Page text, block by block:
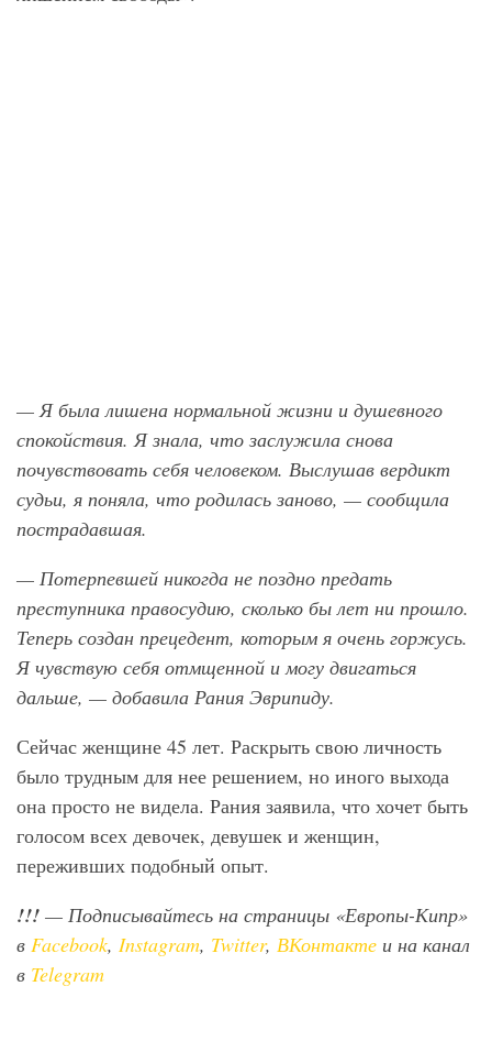
— Я была лишена нормальной жизни и душевного
спокойствия. Я знала, что заслужила снова
почувствовать себя человеком. Выслушав вердикт
судьи, я поняла, что родилась заново, — сообщила
пострадавшая.
— Потерпевшей никогда не поздно предать
преступника правосудию, сколько бы лет ни прошло.
Теперь создан прецедент, которым я очень горжусь.
Я чувствую себя отмщенной и могу двигаться
дальше, — добавила Рания Эврипиду.
Сейчас женщине 45 лет. Раскрыть свою личность
было трудным для нее решением, но иного выхода
она просто не видела. Рания заявила, что хочет быть
голосом всех девочек, девушек и женщин,
переживших подобный опыт.
!!! — Подписывайтесь на страницы «Европы-Кипр»
в Facebook, Instagram, Twitter, ВКонтакте и на канал
в Telegram